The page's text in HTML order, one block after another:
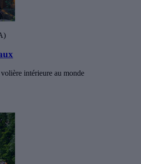
intérieure au monde